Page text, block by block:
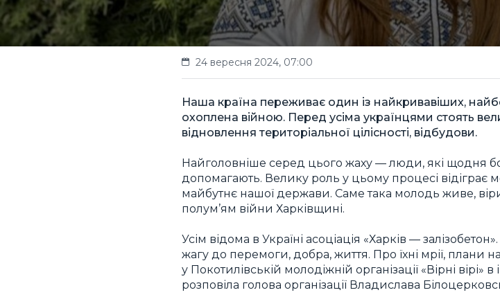
24 вересня 2024, 07:00
Наша країна переживає один із найкривавіших,
охоплена війною. Перед усіма українцями стоять
відновлення територіальної цілісності, відбудови.
Найголовніше серед цього жаху — люди, які щодня
допомагають. Велику роль у цьому процесі відіграє
майбутнє нашої держави. Саме така молодь живе,
полум’ям війни Харківщині.
Усім відома в Україні асоціація «Харків —
жагу до перемоги, добра, життя. Про їхні мрії, плани
у Покотилівській молодіжній організації «Вірні вірі»
розповіла голова організації Владислава